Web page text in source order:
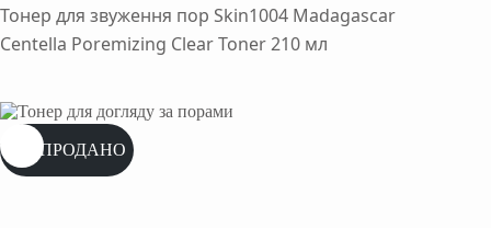
Тонер для звуження пор Skin1004 Madagascar
Centella Poremizing Clear Toner 210 мл
РОЗПРОДАНО